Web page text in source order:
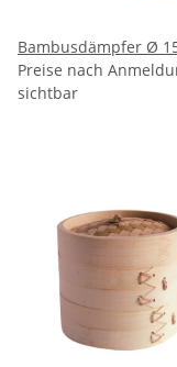
Bambusdämpfer Ø
Preise nach
sichtbar